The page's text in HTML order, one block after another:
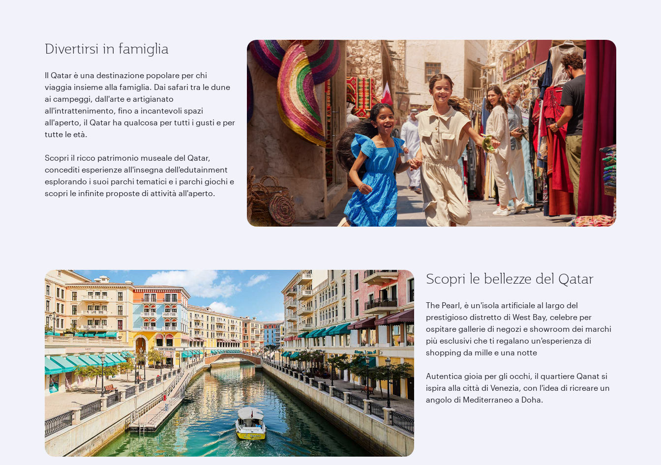
Divertirsi in famiglia
Il Qatar è una destinazione popolare per chi
viaggia insieme alla famiglia. Dai safari tra le dune
ai campeggi, dall'arte e artigianato
all'intrattenimento, fino a incantevoli spazi
all'aperto, il Qatar ha qualcosa per tutti i gusti e per
tutte le età.
Scopri il ricco patrimonio museale del Qatar,
concediti esperienze all'insegna dell'edutainment
esplorando i suoi parchi tematici e i parchi giochi e
scopri le infinite proposte di attività all'aperto.
Scopri le bellezze del Qatar
The Pearl, è un'isola artificiale al largo del
prestigioso distretto di West Bay, celebre per
ospitare gallerie di negozi e showroom dei marchi
più esclusivi che ti regalano un'esperienza di
shopping da mille e una notte
Autentica gioia per gli occhi, il quartiere Qanat si
ispira alla città di Venezia, con l'idea di ricreare un
angolo di Mediterraneo a Doha.